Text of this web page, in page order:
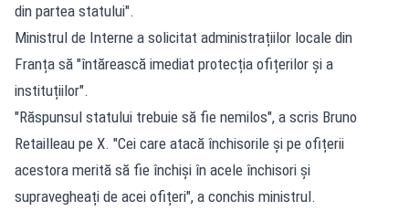
din partea statului".
Ministrul de Interne a solicitat administrațiilor locale din
Franța să "întărească imediat protecția ofițerilor și a
instituțiilor".
"Răspunsul statului trebuie să fie nemilos", a scris Bruno
Retailleau pe X. "Cei care atacă închisorile și pe ofițerii
acestora merită să fie închiși în acele închisori și
supravegheați de acei ofițeri", a conchis ministrul.